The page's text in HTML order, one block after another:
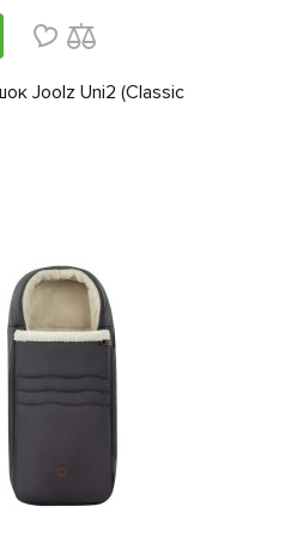
Joolz Uni2 (Classic